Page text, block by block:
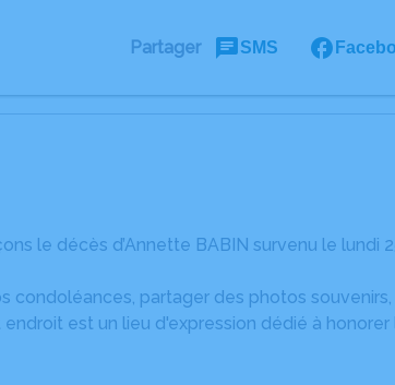
Partager SMS
le décès d’Annette BABIN survenu le lundi
condoléances, partager des photos
est un lieu d'expression dédié à honorer